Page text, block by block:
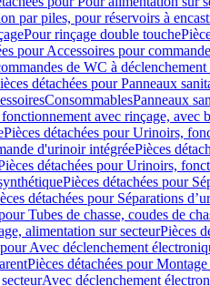
par piles, pour réservoirs à
Pour rinçage double touche
pour Accessoires pour
de WC à
détachées pour Panneaux
ConsommablesPanneaux
avec rinçage, avec
Pièces détachées pour Urinoirs,
d'urinoir intégréePièces
détachées pour Urinoirs,
Pièces détachées pour
détachées pour Séparations
Tubes de chasse, coudes de
alimentation sur secteurPièces
Avec déclenchement
Pièces détachées pour
Avec déclenchement